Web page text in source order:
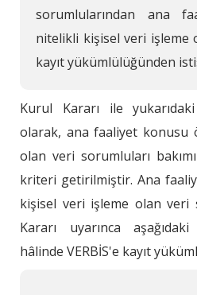
sorumlularından ana
nitelikli kişisel veri işleme
kayıt yükümlülüğünden
Kurul Kararı ile
olarak, ana faaliyet konusu
olan veri sorumluları
kriteri getirilmiştir. Ana
kişisel veri işleme olan veri
Kararı uyarınca
hâlinde VERBİS'e kayıt